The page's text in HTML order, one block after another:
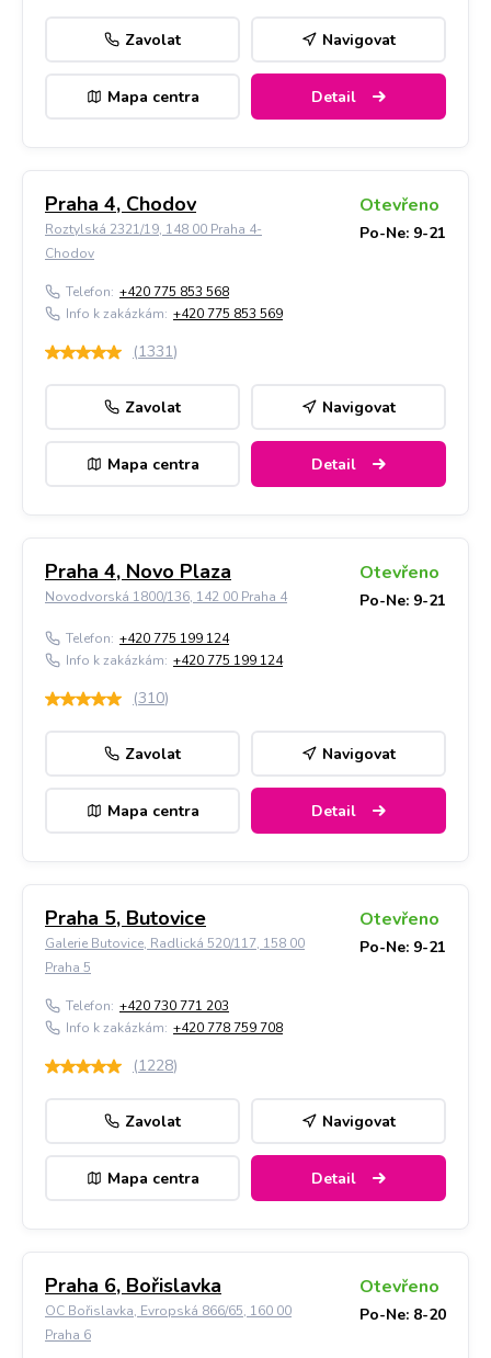
Zavolat Navigovat
Mapa centra Detail
Praha 4, Chodov
Roztylská 2321/19, 148 00 Praha 4-
Chodov
Otevřeno
Po-Ne: 9-21
Telefon: +420 775 853 568
Info k zakázkám: +420 775 853 569
(1331)
Zavolat Navigovat
Mapa centra Detail
Praha 4, Novo Plaza
Novodvorská 1800/136, 142 00 Praha 4
Otevřeno
Po-Ne: 9-21
Telefon: +420 775 199 124
Info k zakázkám: +420 775 199 124
(310)
Zavolat Navigovat
Mapa centra Detail
Praha 5, Butovice
Galerie Butovice, Radlická 520/117, 158 00
Praha 5
Otevřeno
Po-Ne: 9-21
Telefon: +420 730 771 203
Info k zakázkám: +420 778 759 708
(1228)
Zavolat Navigovat
Mapa centra Detail
Praha 6, Bořislavka
OC Bořislavka, Evropská 866/65, 160 00
Praha 6
Otevřeno
Po-Ne: 8-20